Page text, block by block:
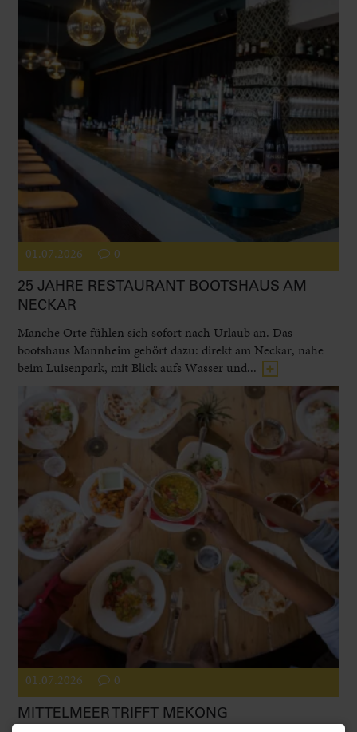
01.07.2026 0
25 JAHRE RESTAURANT BOOTSHAUS AM
NECKAR
Manche Orte fühlen sich sofort nach Urlaub an. Das
bootshaus Mannheim gehört dazu: direkt am Neckar, nahe
beim Luisenpark, mit Blick aufs Wasser und...
01.07.2026 0
MITTELMEER TRIFFT MEKONG